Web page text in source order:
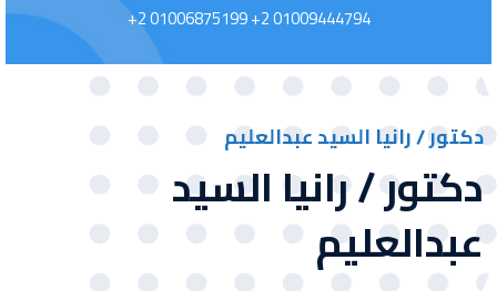
01009444794 2+
01006875199 2+
دكتور / رانيا السيد عبدالعليم
دكتور / رانيا السيد
عبدالعليم